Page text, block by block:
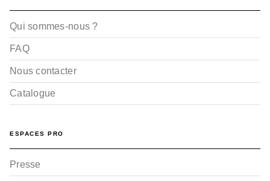
Qui sommes-nous ?
FAQ
Nous contacter
Catalogue
ESPACES PRO
Presse